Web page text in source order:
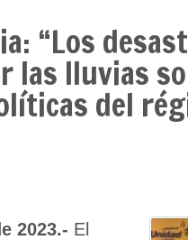
“Los
las lluvias
del
2023.- El